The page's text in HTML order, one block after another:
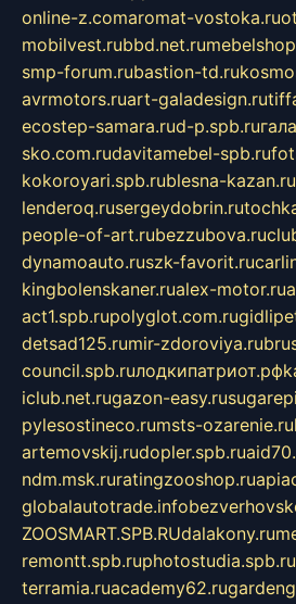
online-z.comaromat-vostoka.ru
mobilvest.rubbd.net.ru
smp-forum.rubastion-td.ru
avrmotors.ruart-galadesign.ru
ecostep-samara.rud-p.spb.ru
sko.com.rudavitamebel-spb.ru
kokoroyari.spb.rublesna-kazan.ru
lenderoq.rusergeydobrin.ru
people-of-art.rubezzubova.ru
dynamoauto.ruszk-favorit.ru
kingbolenskaner.rualex-motor.ru
act1.spb.rupolyglot.com.ru
detsad125.rumir-zdoroviya.ru
council.spb.ruлодкипатриот.рф
iclub.net.rugazon-easy.ru
pylesostineco.rumsts-ozarenie.ru
artemovskij.rudopler.spb.ru
ndm.msk.ruratingzooshop.ru
globalautotrade.info
ZOOSMART.SPB.RUdalakony.ru
remontt.spb.ruphotostudia.spb.ru
terramia.ruacademy62.ru